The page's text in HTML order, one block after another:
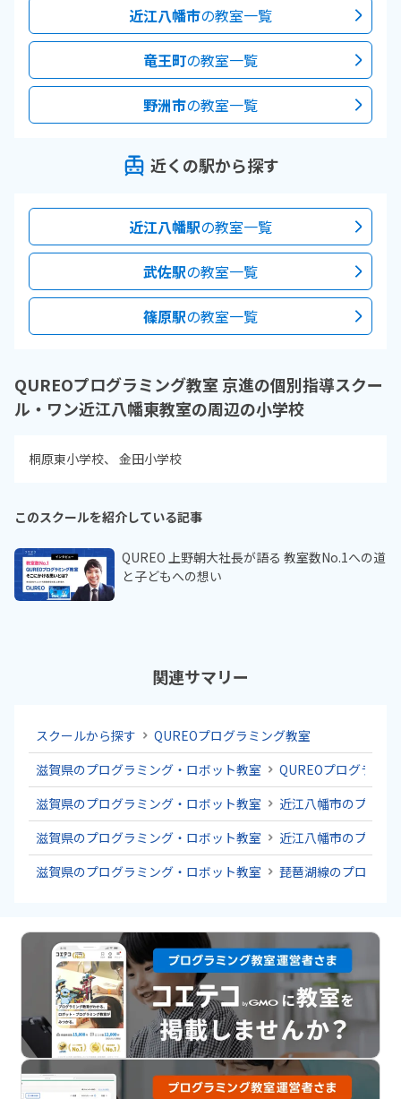
近江八幡市の教室一覧
竜王町の教室一覧
野洲市の教室一覧
近くの駅から探す
近江八幡駅の教室一覧
武佐駅の教室一覧
篠原駅の教室一覧
QUREOプログラミング教室 京進の個別指導スクー
ル・ワン近江八幡東教室の周辺の小学校
桐原東小学校 金田小学校
このスクールを紹介している記事
QUREO 上野朝大社長が語る 教室数No.1への道
と子どもへの想い
関連サマリー
スクールから探す
QUREOプログラミング教室
滋賀県のプログラミング・ロボット教室
QUREOプログラミ
滋賀県のプログラミング・ロボット教室
近江八幡市のプログ
滋賀県のプログラミング・ロボット教室
近江八幡市のプログ
滋賀県のプログラミング・ロボット教室
琵琶湖線のプログラ